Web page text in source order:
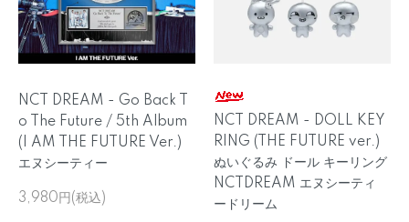
NCT DREAM - Go Back T
o The Future / 5th Album
(I AM THE FUTURE Ver.)
エヌシーティー
3,980円(税込)
NCT DREAM - DOLL KEY
RING (THE FUTURE ver.)
ぬいぐるみ ドール キーリング
NCTDREAM エヌシーティ
ードリーム